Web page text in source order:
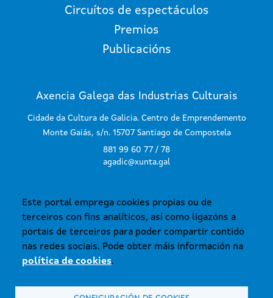
Este portal emprega cookies propias ou de
terceiros con fins analíticos, así como ligazóns a
portais de terceiros para poder compartir contido
nas redes sociais. Pode obter máis información na
política de cookies.
Circuítos de espectáculos
Premios
Publicacións
Axencia Galega das Industrias Culturais
Cidade da Cultura de Galicia. Centro de Emprendemento
Monte Gaiás, s/n. 15707 Santiago de Compostela
881 99 60 77 / 78
agadic@xunta.gal
SUBSCRÍBETE AO BOLETÍN